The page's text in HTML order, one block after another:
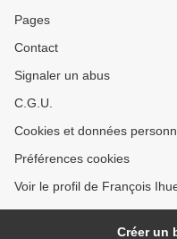
Pages
Contact
Signaler un abus
C.G.U.
Cookies et données
Préférences cookies
Voir le profil de François
Créer un